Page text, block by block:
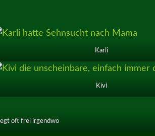
Karli
Kivi
oft frei irgendwo